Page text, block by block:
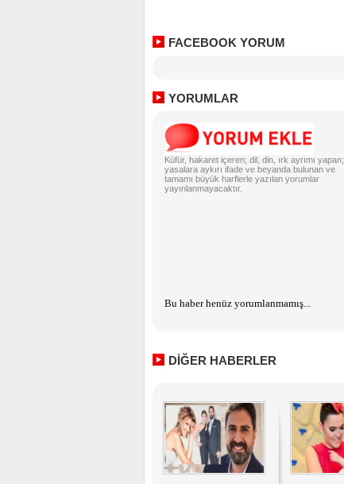
FACEBOOK YORUM
YORUMLAR
Küfür, hakaret içeren; dil, din, ırk ayrımı yapan;
yasalara aykırı ifade ve beyanda bulunan ve
tamamı büyük harflerle yazılan yorumlar
yayınlanmayacaktır.
Bu haber henüz yorumlanmamış...
DİĞER HABERLER